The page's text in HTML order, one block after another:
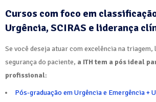
Cursos com foco em
Urgência, SCIRAS e liderança
Se você deseja atuar com excelência na triagem,
segurança do paciente, a ITH tem a pós ideal
profissional:
Pós-graduação em Urgência e Emergência +